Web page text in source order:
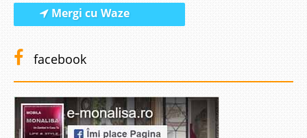
Mergi cu Waze
facebook